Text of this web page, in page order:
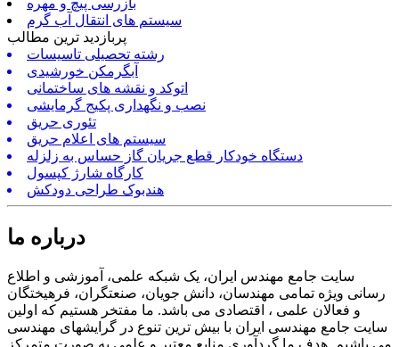
بازرسی پیچ و مهره
سیستم های انتقال آب گرم
پربازدید ترین مطالب
رشته تحصیلی تاسیسات
آبگرمکن خورشیدی
اتوکد و نقشه های ساختمانی
نصب و نگهداری پکیج گرمایشی
تئوری حریق
سیستم های اعلام حریق
دستگاه خودکار قطع جریان گاز حساس به زلزله
کارگاه شارژ کپسول
هندبوک طراحی دودکش
درباره ما
سایت جامع مهندس ایران، یک شبکه علمی، آموزشی و اطلاع
رسانی ویژه تمامی مهندسان، دانش جویان، صنعتگران، فرهیختگان
و فعالان علمی ، اقتصادی می باشد. ما مفتخر هستیم که اولین
سایت جامع مهندسی ایران با بیش ترین تنوع در گرایشهای مهندسی